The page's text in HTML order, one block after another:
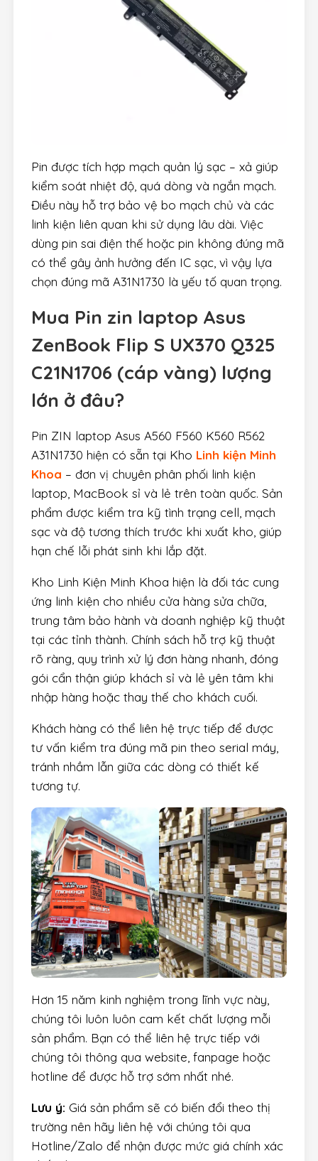
Pin được tích hợp mạch quản lý sạc – xả giúp
kiểm soát nhiệt độ, quá dòng và ngắn mạch.
Điều này hỗ trợ bảo vệ bo mạch chủ và các
linh kiện liên quan khi sử dụng lâu dài. Việc
dùng pin sai điện thế hoặc pin không đúng mã
có thể gây ảnh hưởng đến IC sạc, vì vậy lựa
chọn đúng mã A31N1730 là yếu tố quan trọng.
Mua Pin zin laptop Asus
ZenBook Flip S UX370 Q325
C21N1706 (cáp vàng) lượng
lớn ở đâu?
Pin ZIN laptop Asus A560 F560 K560 R562
A31N1730 hiện có sẵn tại Kho Linh kiện Minh
Khoa – đơn vị chuyên phân phối linh kiện
laptop, MacBook sỉ và lẻ trên toàn quốc. Sản
phẩm được kiểm tra kỹ tình trạng cell, mạch
sạc và độ tương thích trước khi xuất kho, giúp
hạn chế lỗi phát sinh khi lắp đặt.
Kho Linh Kiện Minh Khoa hiện là đối tác cung
ứng linh kiện cho nhiều cửa hàng sửa chữa,
trung tâm bảo hành và doanh nghiệp kỹ thuật
tại các tỉnh thành. Chính sách hỗ trợ kỹ thuật
rõ ràng, quy trình xử lý đơn hàng nhanh, đóng
gói cẩn thận giúp khách sỉ và lẻ yên tâm khi
nhập hàng hoặc thay thế cho khách cuối.
Khách hàng có thể liên hệ trực tiếp để được
tư vấn kiểm tra đúng mã pin theo serial máy,
tránh nhầm lẫn giữa các dòng có thiết kế
tương tự.
Hơn 15 năm kinh nghiệm trong lĩnh vực này,
chúng tôi luôn luôn cam kết chất lượng mỗi
sản phẩm. Bạn có thể liên hệ trực tiếp với
chúng tôi thông qua website, fanpage hoặc
hotline để được hỗ trợ sớm nhất nhé.
Lưu ý: Giá sản phẩm sẽ có biến đổi theo thị
trường nên hãy liên hệ với chúng tôi qua
Hotline/Zalo để nhận được mức giá chính xác